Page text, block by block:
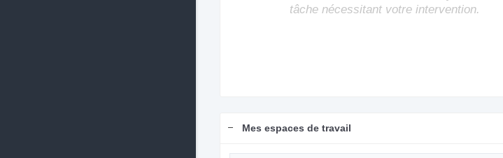
tâche nécessitant votre intervention.
Mes espaces de travail